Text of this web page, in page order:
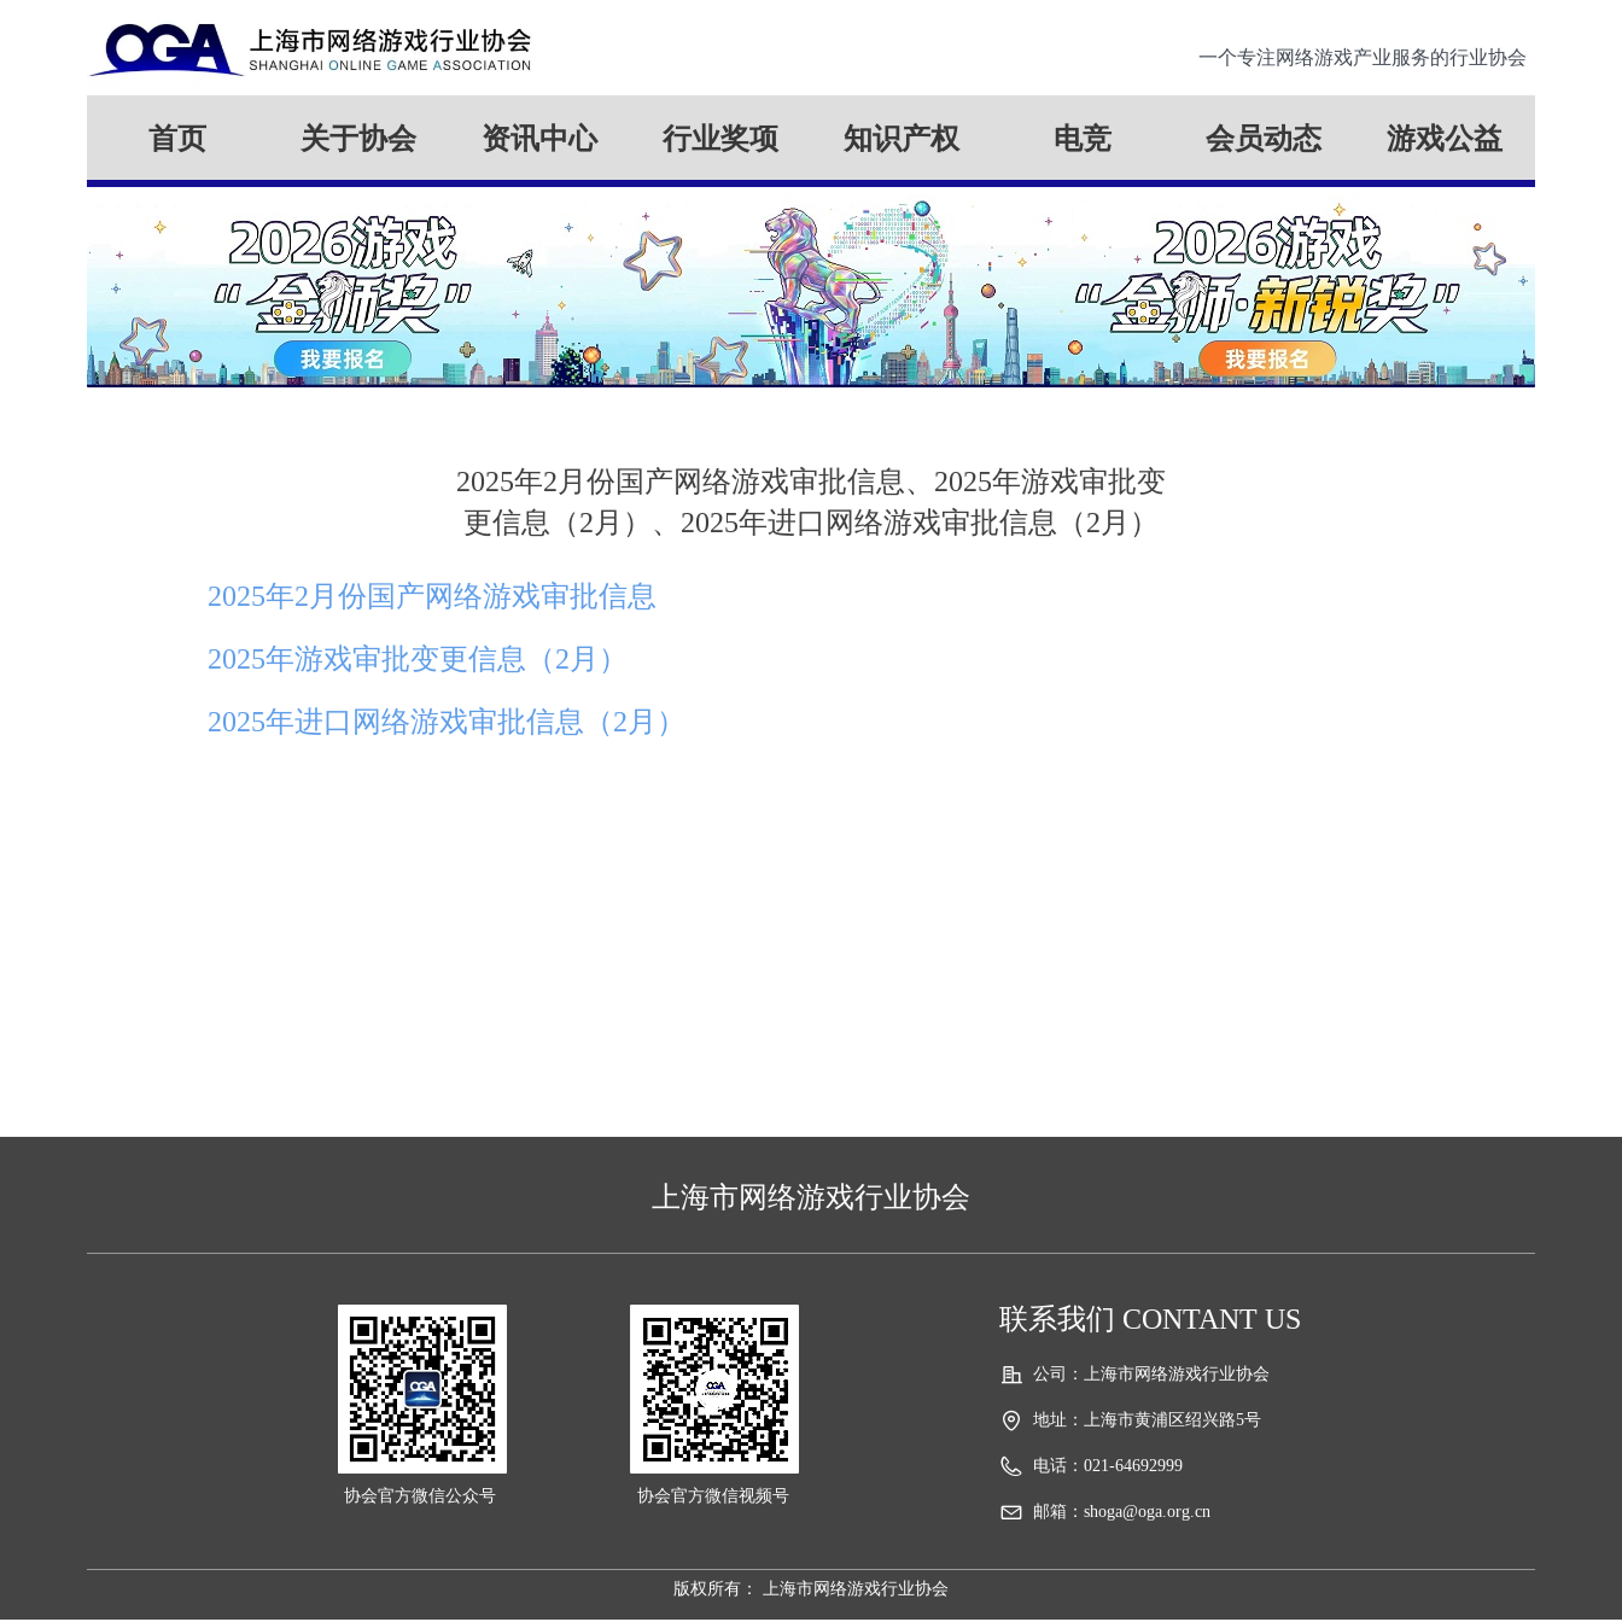
首页 关于协会 资讯中心 行业奖项 知识产权 电竞 会员动态 游戏公益
一个专注网络游戏产业服务的行业协会
2025年2月份国产网络游戏审批信息、2025年游戏审批变
更信息（2月）、2025年进口网络游戏审批信息（2月）
2025年2月份国产网络游戏审批信息
2025年游戏审批变更信息（2月）
2025年进口网络游戏审批信息（2月）
上海市网络游戏行业协会
协会官方微信公众号
联系我们 CONTANT US
公司： 上海市网络游戏行业协会
地址： 上海市黄浦区绍兴路5号
电话： 021-64692999
邮箱： shoga@oga.org.cn
版权所有： 上海市网络游戏行业协会
协会官方微信视频号